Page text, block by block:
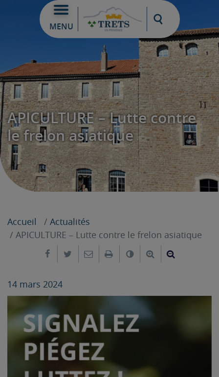
MENU
Moteur de
APICULTURE – Lutte contre
le frelon asiatique
Accueil
Actualités
APICULTURE – Lutte contre le frelon asiatique
Partager sur Facebook
Partager sur Twitter
Envoyer par e-mail
ImprimerChanger leAgrandir le
14 mars 2024